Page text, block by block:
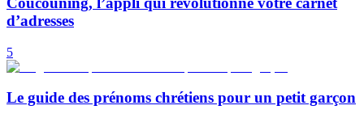
d’adresses
5
Le guide des prénoms chrétiens pour un petit garçon